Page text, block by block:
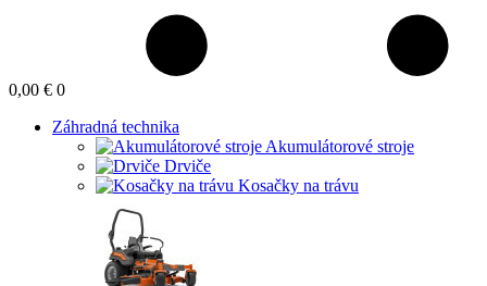
0,00 € 0
Záhradná technika
Akumulátorové stroje
Drviče
Kosačky na trávu